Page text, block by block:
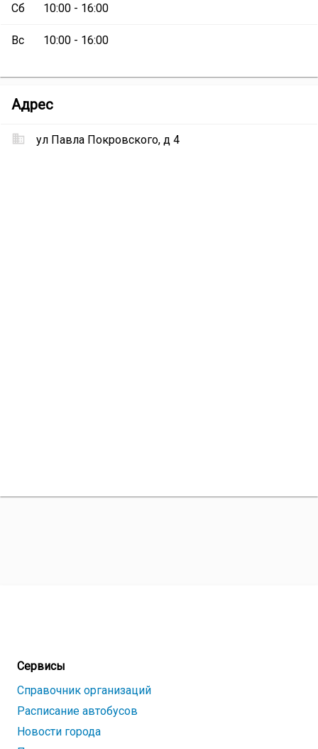
Сб 10:00 - 16:00
Вс 10:00 - 16:00
АдресМагазин
ул Павла Покровского, д 4
Сервисы
Справочник организаций
Расписание автобусов
Новости города